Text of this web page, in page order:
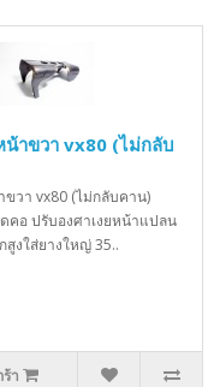
าขวา vx80 (ไม่กลับ
วา vx80 (ไม่กลับคาน)
คอ ปรับองศาเงยหน้าแปลน
สูงใส่ยางใหญ่ 35..
า